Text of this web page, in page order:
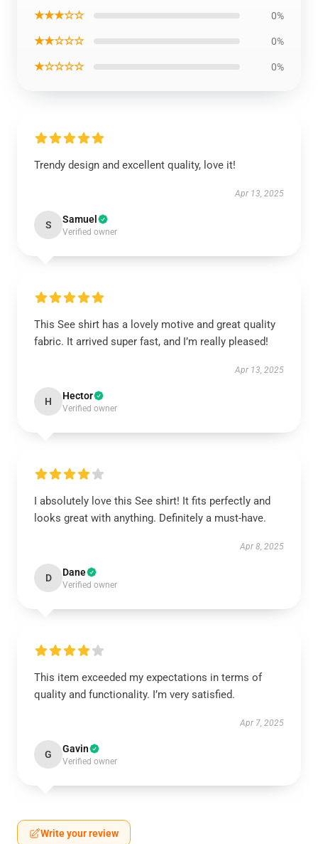
★★★☆☆ 0%
★★☆☆☆ 0%
★☆☆☆☆ 0%
Trendy design and excellent quality, love it!
Apr 13, 2025
S Samuel
Verified owner
This See shirt has a lovely motive and great quality
fabric. It arrived super fast, and I’m really pleased!
Apr 13, 2025
H Hector
Verified owner
I absolutely love this See shirt! It fits perfectly and
looks great with anything. Definitely a must-have.
Apr 8, 2025
D Dane
Verified owner
This item exceeded my expectations in terms of
quality and functionality. I’m very satisfied.
Apr 7, 2025
G Gavin
Verified owner
Write your review